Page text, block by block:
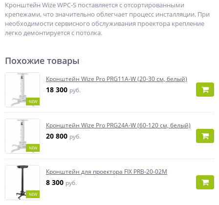
Кронштейн Wize WPC-S поставляется с отсортированными
крепежами, что значительно облегчает процесс инсталляции. При
необходимости сервисного обслуживания проектора крепление
легко демонтируется с потолка.
Похожие товары
NEW
Кронштейн Wize Pro PRG11A-W (20-30 см, белый)
18 300 руб.
NEW
Кронштейн Wize Pro PRG24A-W (60-120 см, белый)
20 800 руб.
NEW
Кронштейн для проектора FIX PRB-20-02M
8 300 руб.